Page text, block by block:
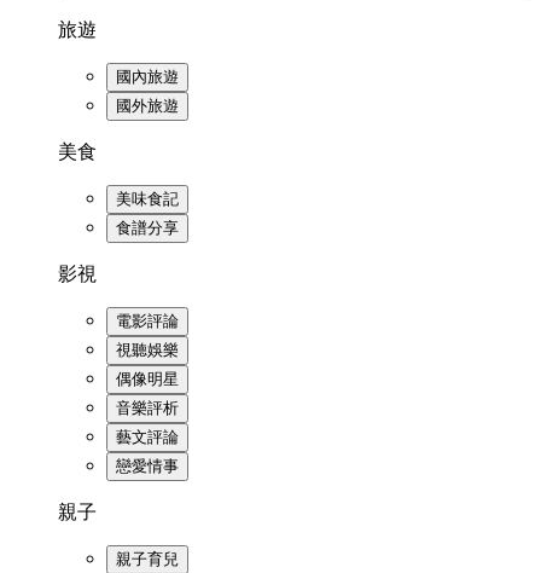
旅遊
國內旅遊
國外旅遊
美食
美味食記
食譜分享
影視
電影評論
視聽娛樂
偶像明星
音樂評析
藝文評論
戀愛情事
親子
親子育兒